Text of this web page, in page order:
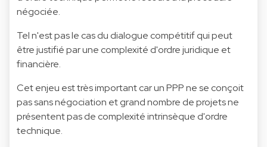
négociée.
Tel n'est pas le cas du dialogue compétitif qui peut
être justifié par une complexité d'ordre juridique et
financière.
Cet enjeu est très important car un PPP ne se conçoit
pas sans négociation et grand nombre de projets ne
présentent pas de complexité intrinsèque d'ordre
technique.